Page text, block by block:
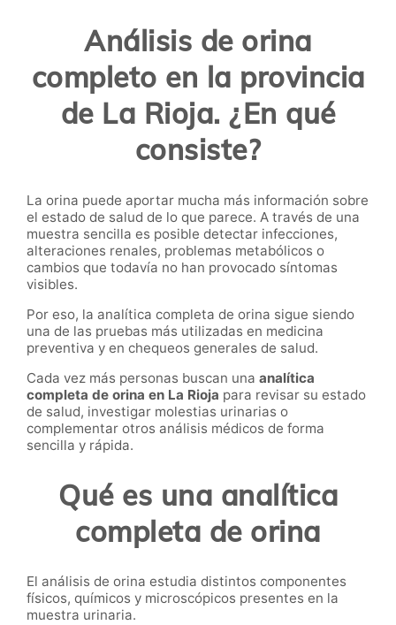
Análisis de orina
completo en la provincia
de La Rioja. ¿En qué
consiste?
La orina puede aportar mucha más información sobre
el estado de salud de lo que parece. A través de una
muestra sencilla es posible detectar infecciones,
alteraciones renales, problemas metabólicos o
cambios que todavía no han provocado síntomas
visibles.
Por eso, la analítica completa de orina sigue siendo
una de las pruebas más utilizadas en medicina
preventiva y en chequeos generales de salud.
Cada vez más personas buscan una analítica
completa de orina en La Rioja para revisar su estado
de salud, investigar molestias urinarias o
complementar otros análisis médicos de forma
sencilla y rápida.
Qué es una analítica
completa de orina
El análisis de orina estudia distintos componentes
físicos, químicos y microscópicos presentes en la
muestra urinaria.